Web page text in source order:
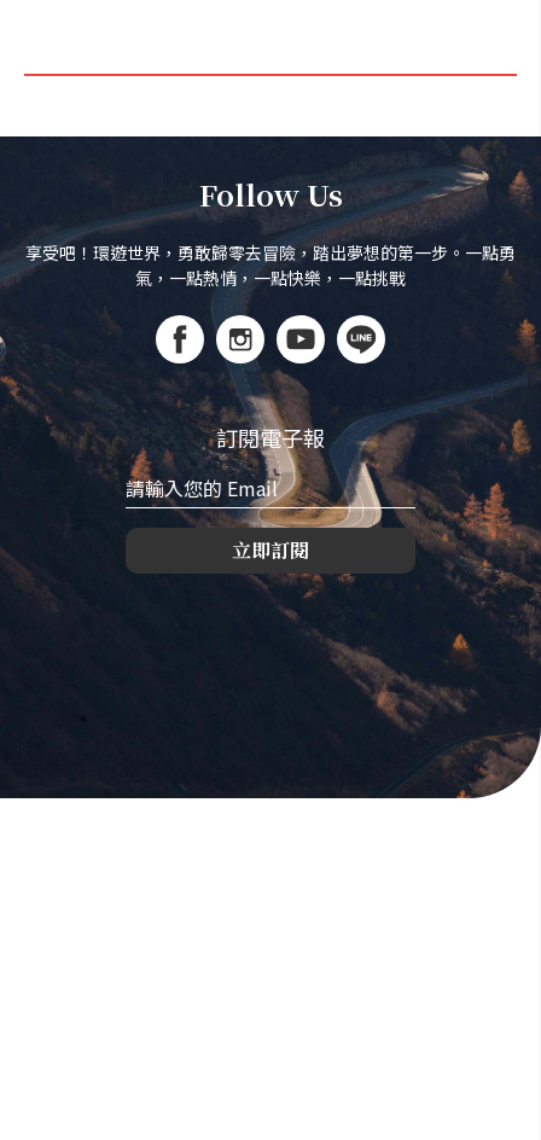
Follow Us
享受吧！環遊世界，勇敢歸零去冒險，踏出夢想的第一步。一點勇
氣，一點熱情，一點快樂，一點挑戰
訂閱電子報
立即訂閱